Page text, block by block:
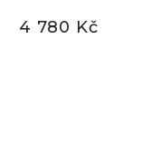
4 780 Kč